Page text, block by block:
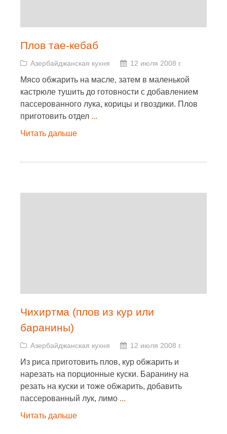
Плов тае-кебаб
Азербайджанская кухня 12 июля 2008 г.
Мясо обжарить на масле, затем в маленькой
кастрюле тушить до готовности с добавлением
пассерованного лука, корицы и гвоздики. Плов
приготовить отдел ...
Читать дальше
Чихиртма (плов из кур или
баранины)
Азербайджанская кухня 12 июля 2008 г.
Из риса приготовить плов, кур обжарить и
нарезать на порционные куски. Баранину на
резать на куски и тоже обжарить, добавить
пассерованный лук, лимо ...
Читать дальше